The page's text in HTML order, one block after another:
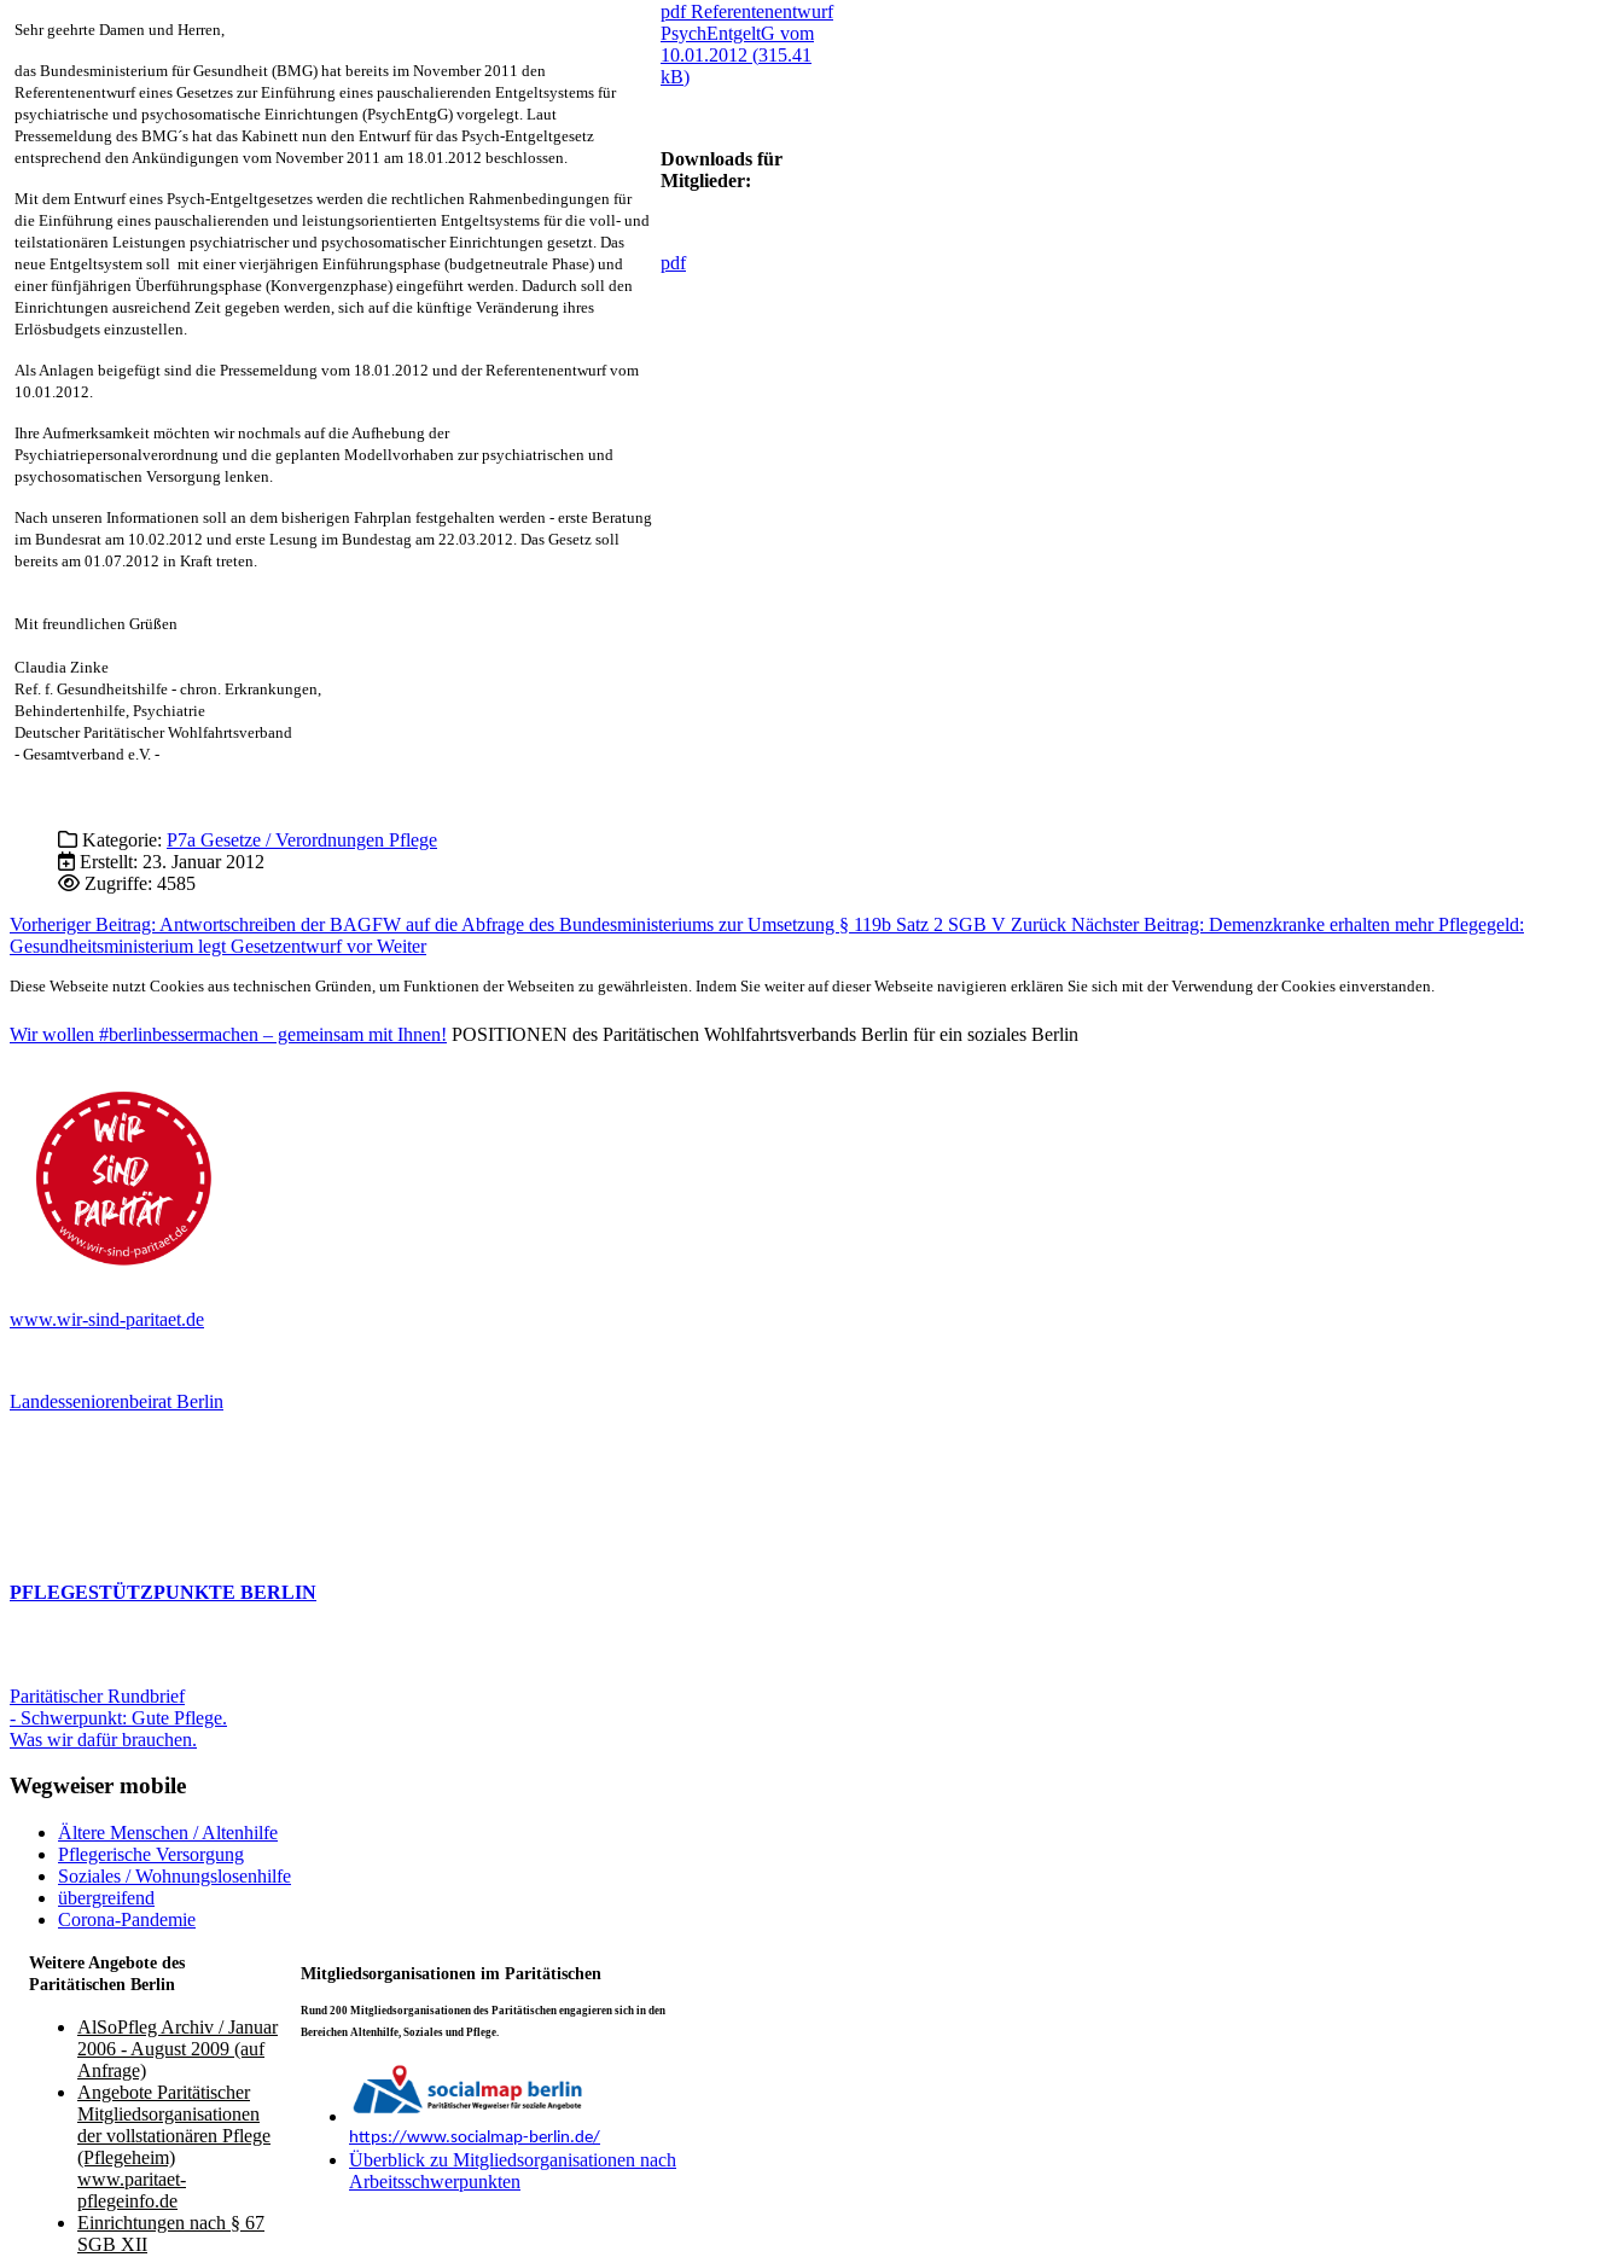
Sehr geehrte Damen und Herren,
das Bundesministerium für Gesundheit (BMG) hat bereits im November 2011 den
Referentenentwurf eines Gesetzes zur Einführung eines pauschalierenden Entgeltsystems für
psychiatrische und psychosomatische Einrichtungen (PsychEntgG) vorgelegt. Laut
Pressemeldung des BMG´s hat das Kabinett nun den Entwurf für das Psych-Entgeltgesetz
entsprechend den Ankündigungen vom November 2011 am 18.01.2012 beschlossen.
Mit dem Entwurf eines Psych-Entgeltgesetzes werden die rechtlichen Rahmenbedingungen für
die Einführung eines pauschalierenden und leistungsorientierten Entgeltsystems für die voll- und
teilstationären Leistungen psychiatrischer und psychosomatischer Einrichtungen gesetzt. Das
neue Entgeltsystem soll mit einer vierjährigen Einführungsphase (budgetneutrale Phase) und
einer fünfjährigen Überführungsphase (Konvergenzphase) eingeführt werden. Dadurch soll den
Einrichtungen ausreichend Zeit gegeben werden, sich auf die künftige Veränderung ihres
Erlösbudgets einzustellen.
Als Anlagen beigefügt sind die Pressemeldung vom 18.01.2012 und der Referentenentwurf vom
10.01.2012.
Ihre Aufmerksamkeit möchten wir nochmals auf die Aufhebung der
Psychiatriepersonalverordnung und die geplanten Modellvorhaben zur psychiatrischen und
psychosomatischen Versorgung lenken.
Nach unseren Informationen soll an dem bisherigen Fahrplan festgehalten werden - erste Beratung
im Bundesrat am 10.02.2012 und erste Lesung im Bundestag am 22.03.2012. Das Gesetz soll
bereits am 01.07.2012 in Kraft treten.
Mit freundlichen Grüßen
Claudia Zinke
Ref. f. Gesundheitshilfe - chron. Erkrankungen,
Behindertenhilfe, Psychiatrie
Deutscher Paritätischer Wohlfahrtsverband
- Gesamtverband e.V. -
pdfReferentenentwurf
PsychEntgeltG vom
10.01.2012 (315.41
kB)
Downloads für
Mitglieder:
pdf
Kategorie: P7a Gesetze / Verordnungen Pflege
Erstellt: 23. Januar 2012
Zugriffe: 4585
Vorheriger Beitrag: Antwortschreiben der BAGFW auf die Abfrage des Bundesministeriums zur Umsetzung § 119b Satz 2 SGB V Zurück Nächster Beitrag: Demenzkranke erhalten mehr Pflegegeld:
Gesundheitsministerium legt Gesetzentwurf vorWeiter
Diese Webseite nutzt Cookies aus technischen Gründen, um Funktionen der Webseiten zu gewährleisten. Indem Sie weiter auf dieser Webseite navigieren erklären Sie sich mit der Verwendung der Cookies einverstanden.
Wir wollen #berlinbessermachen – gemeinsam mit Ihnen! POSITIONEN des Paritätischen Wohlfahrtsverbands Berlin für ein soziales Berlin
www.wir-sind-paritaet.de
Landesseniorenbeirat Berlin
PFLEGESTÜTZPUNKTE BERLIN
Paritätischer Rundbrief
- Schwerpunkt: Gute Pflege.
Was wir dafür brauchen.
Wegweiser mobile
Ältere Menschen / Altenhilfe
Pflegerische Versorgung
Soziales / Wohnungslosenhilfe
übergreifend
Corona-Pandemie
Weitere Angebote des
Paritätischen Berlin
Mitgliedsorganisationen im Paritätischen
AlSoPfleg Archiv / Januar
2006 - August 2009 (auf
Anfrage)
Angebote Paritätischer
Mitgliedsorganisationen
der vollstationären Pflege
(Pflegeheim)
www.paritaet-
pflegeinfo.de
Einrichtungen nach § 67
SGB XII
Rund 200 Mitgliedsorganisationen des Paritätischen engagieren sich in den
Bereichen Altenhilfe, Soziales und Pflege.
https://www.socialmap-berlin.de/
Überblick zu Mitgliedsorganisationen nach
Arbeitsschwerpunkten